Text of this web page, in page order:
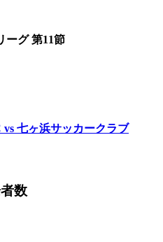
ーグ 第11節
七ヶ浜サッカークラブ
数